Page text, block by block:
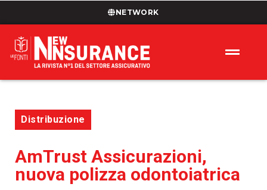
NETWORK
Distribuzione
AmTrust Assicurazioni,
nuova polizza odontoiatrica